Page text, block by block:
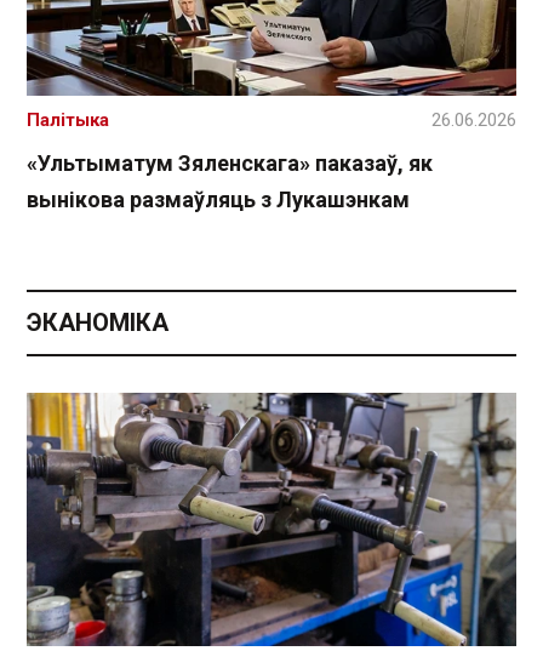
«Ультыматум Зяленскага» паказаў, як
вынікова размаўляць з Лукашэнкам
Палітыка 26.06.2026
ЭКАНОМІКА